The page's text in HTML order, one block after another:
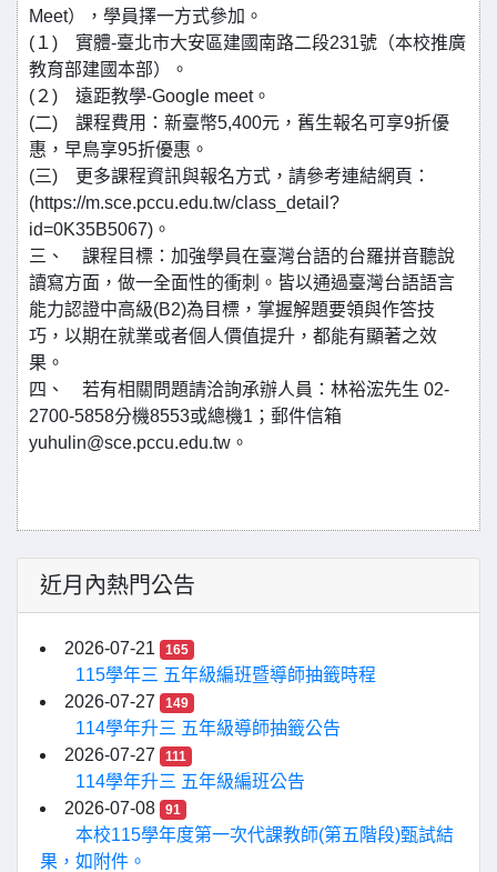
Meet），學員擇一方式參加。
(１) 實體-臺北市大安區建國南路二段231號（本校推廣
教育部建國本部）。
(２) 遠距教學-Google meet。
(二) 課程費用：新臺幣5,400元，舊生報名可享9折優
惠，早鳥享95折優惠。
(三) 更多課程資訊與報名方式，請參考連結網頁：
(https://m.sce.pccu.edu.tw/class_detail?
id=0K35B5067)。
三、 課程目標：加強學員在臺灣台語的台羅拼音聽說
讀寫方面，做一全面性的衝刺。皆以通過臺灣台語語言
能力認證中高級(B2)為目標，掌握解題要領與作答技
巧，以期在就業或者個人價值提升，都能有顯著之效
果。
四、 若有相關問題請洽詢承辦人員：林裕浤先生 02-
2700-5858分機8553或總機1；郵件信箱
yuhulin@sce.pccu.edu.tw。
近月內熱門公告
2026-07-21 165
115學年三 五年級編班暨導師抽籤時程
2026-07-27
149
114學年升三 五年級導師抽籤公告
2026-07-27
111
114學年升三 五年級編班公告
2026-07-08
91
本校115學年度第一次代課教師(第五階段)甄試結
果，如附件。